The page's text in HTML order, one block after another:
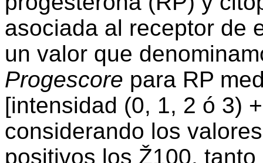
asociada al receptor de
un valor que
Progescore para RP
[intensidad (0, 1, 2 ó 3)
considerando los
positivos los Ž100,